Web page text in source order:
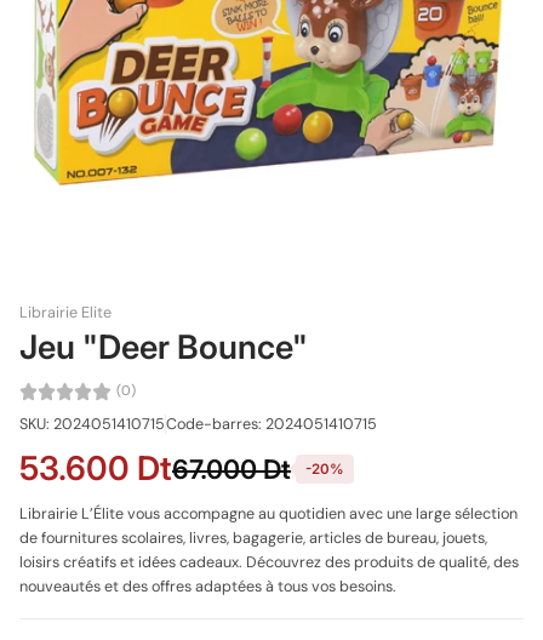
Librairie Elite
Jeu "Deer Bounce"
(0)
SKU: 2024051410715Code-barres: 2024051410715
53.600 Dt67.000 Dt -20%
Librairie L’Élite vous accompagne au quotidien avec une large sélection
de fournitures scolaires, livres, bagagerie, articles de bureau, jouets,
loisirs créatifs et idées cadeaux. Découvrez des produits de qualité, des
nouveautés et des offres adaptées à tous vos besoins.